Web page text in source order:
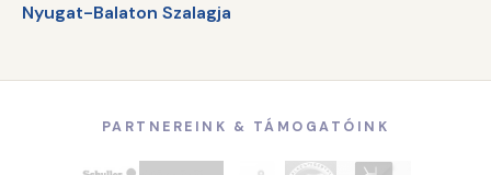
Nyugat-Balaton Szalagja
PARTNEREINK & TÁMOGATÓINK